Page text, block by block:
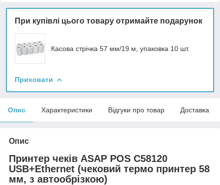
При купівлі цього товару отримайте подарунок
Касова стрічка 57 мм/19 м, упаковка 10 шт.
Приховати
Опис Характеристики Відгуки про товар Доставка
Опис
Принтер чеків ASAP POS C58120
USB+Ethernet (чековий термо принтер 58
мм, з автообрізкою)